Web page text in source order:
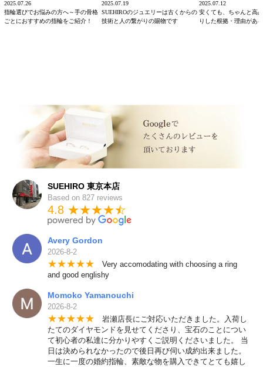
2025.07.26
指輪選びでお悩みの方へ～手の骨格
ごとにおすすめの指輪をご紹介！
2025.07.19
SUEHIROのジュエリーは古くからの
技術と人の繋がりの賜物です
2025.07.12
安くても、ちゃんと高
りした根拠・理由があ
SUEHIRO 東京本店
Based on 827 reviews
4.8 ★★★★★
☆
Avery Gordon
2026-8-2
★★★★★ Very accomodating with choosing a ring
and good englishy
Momoko Yamanouchi
2026-8-2
★★★★★ 岩瀬店長にご対応いただきました。入荷し
たてのダイヤモンドを見せてくださり、宝石のことについ
て初心者の私達に分かりやすくご説明くださいました。 当
日は決められなかったので後日再び伺い成約出来ました。
一生に一度の婚約指輪、素敵な物を購入できてとても嬉し